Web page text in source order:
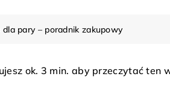
dla pary – poradnik zakupowy
ok. 3 min. aby przeczytać ten
DOM